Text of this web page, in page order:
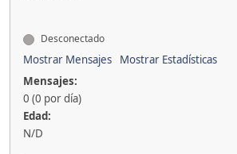
Desconectado
Mostrar Mensajes
Mostrar Estadísticas
Mensajes:
0 (0 por día)
Edad:
N/D